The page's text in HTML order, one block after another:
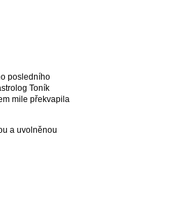
posledního
Toník
mile překvapila
a uvolněnou